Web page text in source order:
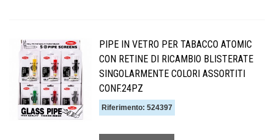
PIPE IN VETRO PER TABACCO ATOMIC
CON RETINE DI RICAMBIO BLISTERATE
SINGOLARMENTE COLORI ASSORTITI
CONF.24PZ
Riferimento: 524397